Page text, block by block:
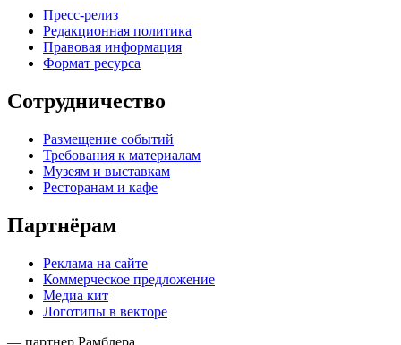
Пресс-релиз
Редакционная политика
Правовая информация
Формат ресурса
Сотрудничество
Размещение событий
Требования к материалам
Музеям и выставкам
Ресторанам и кафе
Партнёрам
Реклама на сайте
Коммерческое предложение
Медиа кит
Логотипы в векторе
— партнер Рамблера